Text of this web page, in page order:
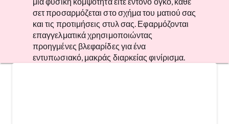
σετ προσαρμόζεται στο σχήμα του ματιού σας
και τις προτιμήσεις στυλ σας. Εφαρμόζονται
επαγγελματικά χρησιμοποιώντας
προηγμένες βλεφαρίδες για ένα
εντυπωσιακό, μακράς διαρκείας φινίρισμα.